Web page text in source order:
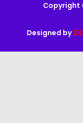
Copyright
Designed by